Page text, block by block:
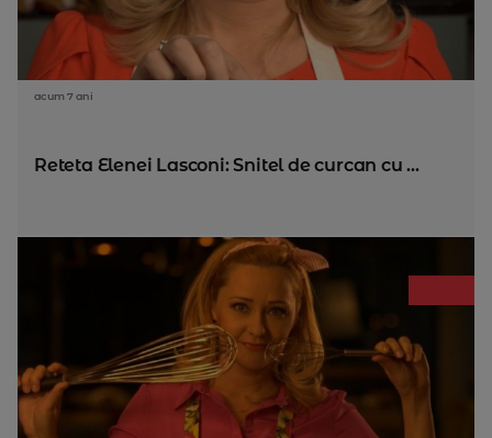
acum 7 ani
Reteta Elenei Lasconi: Snitel de curcan cu ...